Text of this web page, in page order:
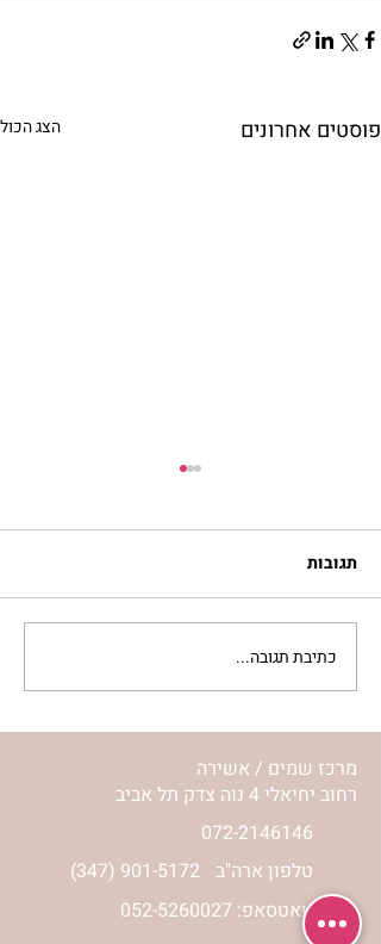
פוסטים אחרונים הצג הכול
לחיות את המסע שלי | נורית
אילון הירש
תגובות
כתיבת תגובה...
מרכז שמים / אשירה
רחוב יחיאלי 4 נוה צדק תל אביב
072-2146146
(347) 901-5172 טלפון ארה"ב
וואטסאפ: 052-5260027